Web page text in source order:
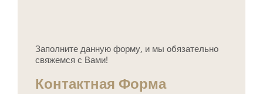
Заполните данную форму, и мы обязательно
свяжемся с Вами!
Контактная Форма